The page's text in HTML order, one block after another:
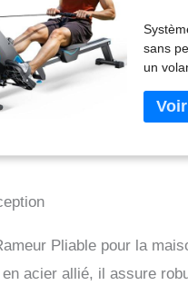
sans
un
pouvez
son
Pliable pour la
acier allié, il assure